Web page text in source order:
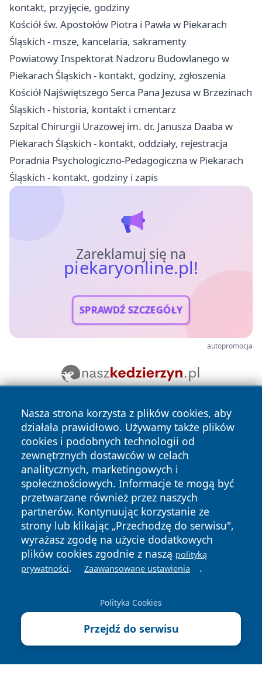
kontakt, przyjęcie, godziny
Kościół św. Apostołów Piotra i Pawła w Piekarach
Śląskich - msze, kancelaria, sakramenty
Powiatowy Inspektorat Nadzoru Budowlanego w
Piekarach Śląskich - kontakt, godziny, zgłoszenia
Kościół Najświętszego Serca Pana Jezusa w Brzezinach
Śląskich - historia, kontakt i cmentarz
Szpital Chirurgii Urazowej im. dr. Janusza Daaba w
Piekarach Śląskich - kontakt, oddziały, rejestracja
Poradnia Psychologiczno-Pedagogiczna w Piekarach
Śląskich - kontakt, godziny i zapis
Zareklamuj się na
piekaryonline.pl!
SPRAWDŹ SZCZEGÓŁY
autopromocja
Nasza strona korzysta z plików cookies, aby
działała prawidłowo. Używamy także plików
cookies i podobnych technologii od
zewnętrznych dostawców w celach
analitycznych, marketingowych i
społecznościowych. Informacje te mogą być
przetwarzane również przez naszych
partnerów. Kontynuując korzystanie ze
strony lub klikając „Przechodzę do serwisu",
wyrażasz zgodę na użycie dodatkowych
plików cookies zgodnie z naszą polityką
prywatności. Zaawansowane ustawienia .
Polityka Cookies
Przejdź do serwisu
Copyright © 2026 piekaryonline.pl Wszystkie prawa
zastrzeżone.
News Autorzy
Polityka
Prywatności
Polityka
Cookies